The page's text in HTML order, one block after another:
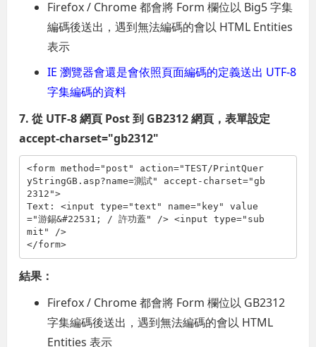
Firefox / Chrome 都會將 Form 欄位以 Big5 字集
編碼後送出，遇到無法編碼的會以 HTML Entities
表示
IE 瀏覽器會還是會依照頁面編碼的定義送出 UTF-8
字集編碼的資料
7. 從 UTF-8 網頁 Post 到 GB2312 網頁，表單設定
accept-charset="gb2312"
<form method="post" action="TEST/PrintQuer
yStringGB.asp?name=測試"
accept-charset="gb
2312">
Text: <input type="text" name="key"
value
="游錫&#22531; / 許功蓋"
/> <input type="sub
mit"
/>
</form>
結果：
Firefox / Chrome 都會將 Form 欄位以 GB2312
字集編碼後送出，遇到無法編碼的會以 HTML
Entities 表示